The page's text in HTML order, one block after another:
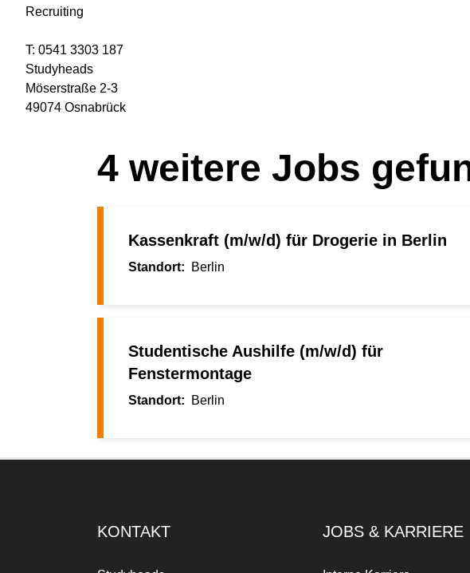
Recruiting
T: 0541 3303 187
Studyheads
Möserstraße 2-3
49074 Osnabrück
4 weitere Jobs
Kassenkraft (m/w/d) für Drogerie in Berlin
Berlin
Studentische Aushilfe (m/w/d) für
Fenstermontage
Berlin
KONTAKT JOBS & KARRIERE